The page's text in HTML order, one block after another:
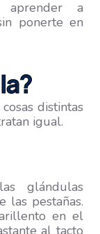
a
ponerte en
distintas
igual.
glándulas
las pestañas.
en el
al tacto